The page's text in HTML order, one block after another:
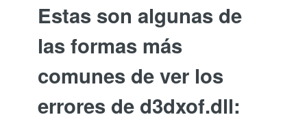
Estas son algunas de
las formas más
comunes de ver los
errores de d3dxof.dll: